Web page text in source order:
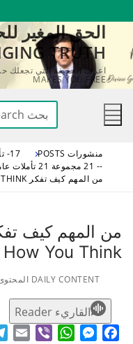
المحتوىTRUTH
MAKES YOU FREE
البحث
عن:
منشورات POSTS
17- تأملات عامة ومتنوعة
-- 21 مجموعة 21 تأملات عامة
من المهم كيف تفكر IT IS IMPORTANT HOW YOU THINK
How You Think
DAILY CONTENT المحتوى اليومي
القاريء Reader
Facebook
Messenger
WhatsApp
Viber